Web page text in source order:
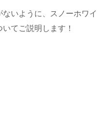
いように、スノーホワイ
てご説明します！